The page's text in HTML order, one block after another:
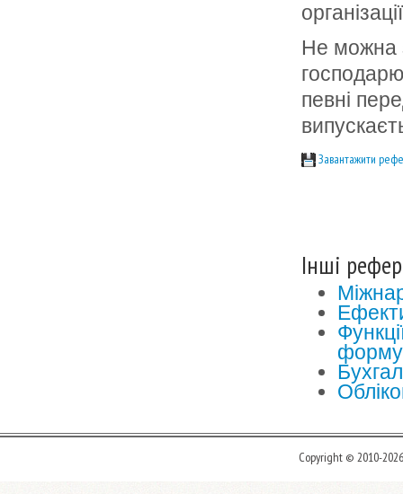
Не можна
певні
Завантажити
Інші
Copyright © 2010-